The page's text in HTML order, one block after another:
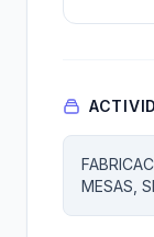
MESAS,